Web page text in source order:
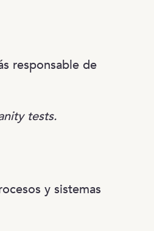
responsable de
tests.
y sistemas